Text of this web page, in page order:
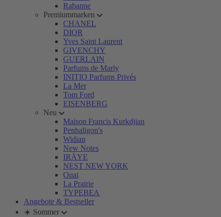
Rabanne
Premiummarken
CHANEL
DIOR
Yves Saint Laurent
GIVENCHY
GUERLAIN
Parfums de Marly
INITIO Parfums Privés
La Mer
Tom Ford
EISENBERG
Neu
Maison Francis Kurkdjian
Penhaligon's
Widian
New Notes
IRÄYE
NEST NEW YORK
Ouai
La Prairie
TYPEBEA
Angebote & Bestseller
☀️ Sommer